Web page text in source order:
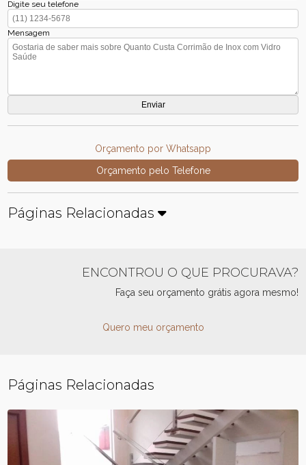
Digite seu telefone
Mensagem
Orçamento por Whatsapp
Orçamento pelo Telefone
Páginas Relacionadas
ENCONTROU O QUE PROCURAVA?
Faça seu orçamento grátis agora mesmo!
Quero meu orçamento
Páginas Relacionadas